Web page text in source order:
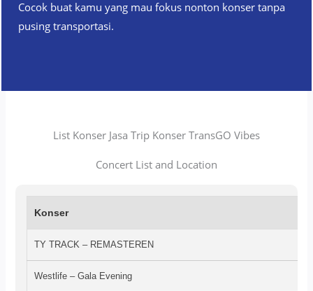
Cocok buat kamu yang mau fokus nonton konser tanpa
pusing transportasi.
List Konser Jasa Trip Konser TransGO Vibes
Concert List and Location
Konser
TY TRACK – REMASTEREN
Westlife – Gala Evening